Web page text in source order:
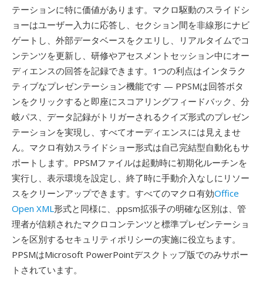
テーションに特に価値があります。マクロ駆動のスライドシ
ョーはユーザー入力に応答し、セクション間を非線形にナビ
ゲートし、外部データベースをクエリし、リアルタイムでコ
ンテンツを更新し、研修やアセスメントセッション中にオー
ディエンスの回答を記録できます。1つの利点はインタラク
ティブなプレゼンテーション機能です — PPSMは回答ボタ
ンをクリックすると即座にスコアリングフィードバック、分
岐パス、データ記録がトリガーされるクイズ形式のプレゼン
テーションを実現し、すべてオーディエンスには見えませ
ん。マクロ有効スライドショー形式は自己完結型自動化もサ
ポートします。PPSMファイルは起動時に初期化ルーチンを
実行し、表示環境を設定し、終了時に手動介入なしにリソー
スをクリーンアップできます。すべてのマクロ有効Office
Open XML形式と同様に、.ppsm拡張子の明確な区別は、管
理者が信頼されたマクロコンテンツと標準プレゼンテーショ
ンを区別するセキュリティポリシーの実施に役立ちます。
PPSMはMicrosoft PowerPointデスクトップ版でのみサポー
トされています。